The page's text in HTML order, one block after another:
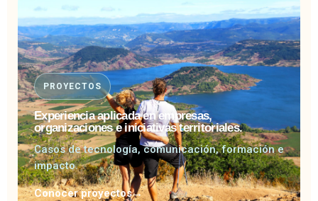
PROYECTOS
Experiencia aplicada en empresas,
organizaciones e iniciativas territoriales.
Casos de tecnología, comunicación, formación e
impacto.
Conocer proyectos→